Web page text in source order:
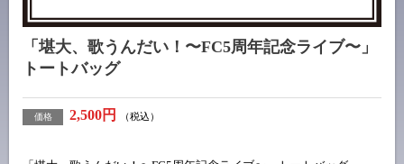
「堪大、歌うんだい！〜FC5周年記念ライブ〜」
トートバッグ
価格 2,500円 （税込）